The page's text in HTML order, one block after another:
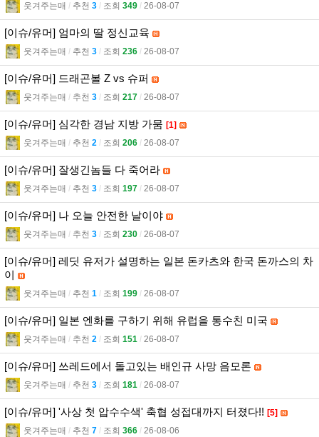
웃겨주는매 l 추천 3 l 조회 349 l 26-08-07
[이슈/유머] 엄마의 딸 정신교육
웃겨주는매 l 추천 3 l 조회 236 l 26-08-07
[이슈/유머] 드래곤볼 Z vs 슈퍼
웃겨주는매 l 추천 3 l 조회 217 l 26-08-07
[이슈/유머] 심각한 경남 지방 가뭄 [1]
웃겨주는매 l 추천 2 l 조회 206 l 26-08-07
[이슈/유머] 잘생긴놈들 다 죽어라
웃겨주는매 l 추천 3 l 조회 197 l 26-08-07
[이슈/유머] 나 오늘 안전한 날이야
웃겨주는매 l 추천 3 l 조회 230 l 26-08-07
[이슈/유머] 레딧 유저가 설명하는 일본 돈카츠와 한국 돈까스의 차
이
웃겨주는매 l 추천 1 l 조회 199 l 26-08-07
[이슈/유머] 일본 엔화를 구하기 위해 유럽을 통수친 미국
웃겨주는매 l 추천 2 l 조회 151 l 26-08-07
[이슈/유머] 쓰레드에서 돌고있는 배인규 사망 음모론
웃겨주는매 l 추천 3 l 조회 181 l 26-08-07
[이슈/유머] '사상 첫 압수수색' 축협 성접대까지 터졌다!! [5]
웃겨주는매 l 추천 7 l 조회 366 l 26-08-06